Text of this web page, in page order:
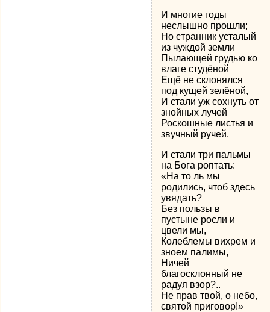
И многие годы
неслышно прошли;
Но странник усталый
из чуждой земли
Пылающей грудью ко
влаге студёной
Ещё не склонялся
под кущей зелёной,
И стали уж сохнуть от
знойных лучей
Роскошные листья и
звучный ручей.
И стали три пальмы
на Бога роптать:
«На то ль мы
родились, чтоб здесь
увядать?
Без пользы в
пустыне росли и
цвели мы,
Колеблемы вихрем и
зноем палимы,
Ничей
благосклонный не
радуя взор?..
Не прав твой, о небо,
святой приговор!»